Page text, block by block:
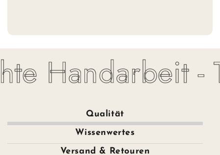
Handarbeit -
Qualität
Wissenwertes
Versand & Retouren